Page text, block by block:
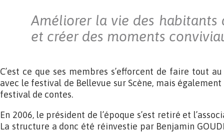
Améliorer la vie des habitants
et créer des moments
C’est ce que ses membres s’efforcent de faire tout
avec le festival de Bellevue sur Scène, mais
festival de contes.
En 2006, le président de l’époque s’est retiré et
La structure a donc été réinvestie par Benjamin